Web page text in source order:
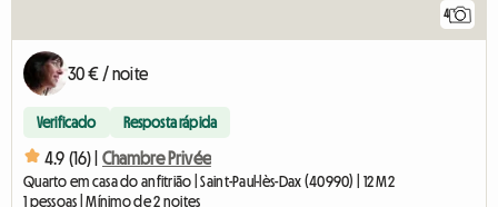
4
30 € / noite
Verificado Resposta rápida
4.9 (16) | Chambre Privée
Quarto em casa do anfitrião | Saint-Paul-lès-Dax (40990) | 12 M2
1 pessoas | Mínimo de 2 noites